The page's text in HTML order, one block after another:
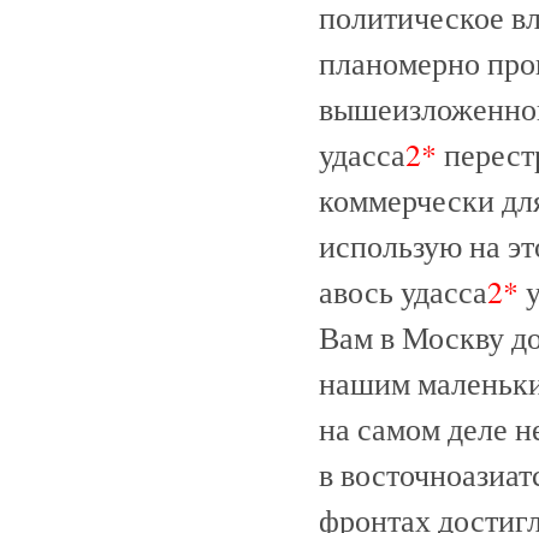
политическое
планомерно
удасса2*
коммерчески
использую на
авось удасса2*
Вам в Москву
нашим
на самом деле
в
фронтах